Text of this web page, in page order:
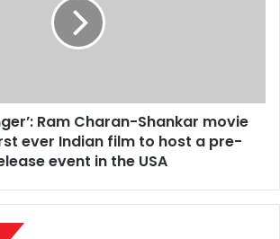
Ram Charan-Shankar movie
ever Indian film to host a pre-
event in the USA